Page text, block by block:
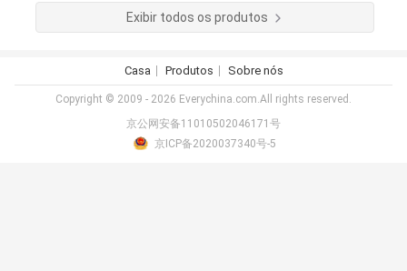
Exibir todos os produtos
Casa Produtos Sobre nós
Copyright © 2009 - 2026 Everychina.com.All rights reserved.
京公网安备11010502046171号
京ICP备2020037340号-5